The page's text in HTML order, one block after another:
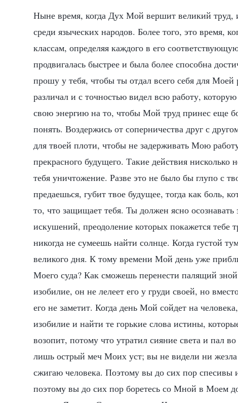
Ныне время, когда Дух Мой вершит великий труд,
среди языческих народов. Более того, это время,
классам, определяя каждого в его
продвигалась быстрее и была более способна
прошу у тебя, чтобы ты отдал всего себя для
различал и с точностью видел всю работу,
свою энергию на то, чтобы Мой труд принес еще
понять. Воздержись от соперничества друг с
для твоей плоти, чтобы не задерживать Мою
прекрасного будущего. Такие действия нисколько
тебя уничтожение. Разве это не было бы глупо с
предаешься, губит твое будущее, тогда как
то, что защищает тебя. Ты должен ясно
искушений, преодоление которых покажется тебе
никогда не сумеешь найти солнце. Когда густой
великого дня. К тому времени Мой день уже
Моего суда? Как сможешь перенести палящий
изобилие, он не лелеет его у груди своей, но
его не заметит. Когда день Мой сойдет на
изобилие и найти те горькие слова истины,
возопит, потому что утратил сияние света и пал
лишь острый меч Моих уст; вы не видели ни
сжигаю человека. Поэтому вы до сих пор
поэтому вы до сих пор боретесь со Мной в Моем